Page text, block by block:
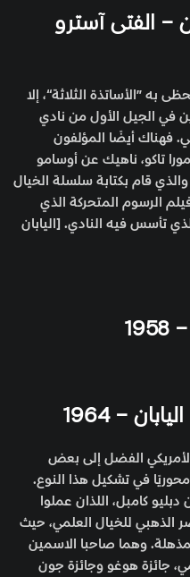
– الفتى آسترو
به ”الأساتذة الثلاثة“، إلا
في الجيل الأول من نادي
فهناك أيضًا المؤلفون
تاكو، ناهيك عن أوسامو
قام بكتابة سلسلة الخيال
الرسوم المتحركة الذي
تأسس فيه النادي. [اليابان
– 1964
الفضل إلى بعض
محوريًا في تشكيل هذا النوع.
كامبل، اللذان عملوا
الذهبي للخيال العلمي، حيث
وهما صاحبا الاسمين
جائزة هوغو وجائزة جون